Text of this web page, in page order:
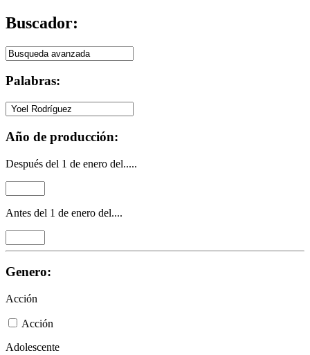
Buscador:
Palabras:
Año de producción:
Después del 1 de enero del.....
Antes del 1 de enero del....
Genero:
Acción
Acción
Adolescente